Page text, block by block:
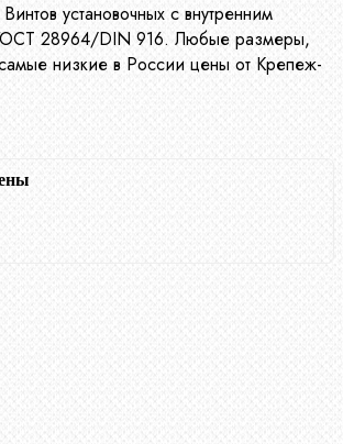
установочных с внутренним
28964/DIN 916. Любые размеры,
низкие в России цены от Крепеж-